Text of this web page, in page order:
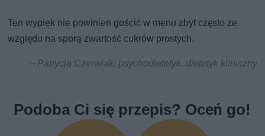
Ten wypiek nie powinien gościć w menu zbyt często ze
względu na sporą zwartość cukrów prostych.
~ Patrycja Czerwiak, psychodietetyk, dietetyk kliniczny
Podoba Ci się przepis? Oceń go!